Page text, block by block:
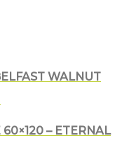
WALNUT
– ETERNAL